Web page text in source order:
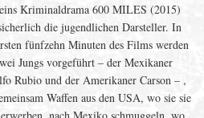
Kriminaldrama 600 MILES (2015)
die jugendlichen Darsteller. In
fünfzehn Minuten des Films werden
Jungs vorgeführt – der Mexikaner
Rubio und der Amerikaner Carson – ,
Waffen aus den USA, wo sie sie